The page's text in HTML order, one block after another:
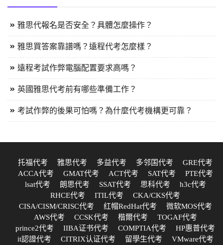
雅思代報名是否安全？具體怎麼操作？
雅思買答案靠譜嗎？遠程代考怎麼樣？
遠程考試作弊電腦配置要求高嗎？
英國雅思代考前有哪些準備工作？
考試作弊的後果可怕嗎？為什麼代考機構更可靠？
托福代考 雅思代考 多益代考 多邻国代考
GRE代考
ACCA代考
GMAT代考 ACT代考 SAT代考
PTE代考
lsat代考
朗思代考 SSAT代考 思科代考
h3c代考
RHCE代考
ITIL代考
CKA/CKS代考
CISA/CISM/CRISC代考
红帽RedHat代考
微软MOS代考
AWS代考
CCSK代考 楷爾代考
TOGAF代考
prince2代考
IIBA证书代考 COMPTIA代考
HP惠普代考
it認證代考
CITRIX认证代考 留學生代考
VMware代考